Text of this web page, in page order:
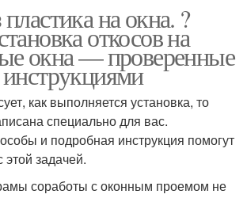
на окна. ?
откосов на
окна — проверенные
как выполняется установка, то
специально для вас.
и подробная инструкция помогут
этой задачей.
соработы с оконным проемом не